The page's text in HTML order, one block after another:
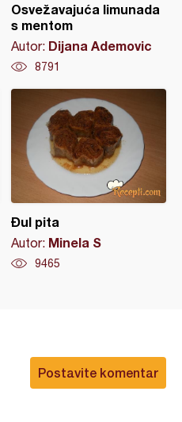
Osvežavajuća limunada
s mentom
Autor: Dijana Ademovic
8791
Đul pita
Autor: Minela S
9465
Postavite komentar